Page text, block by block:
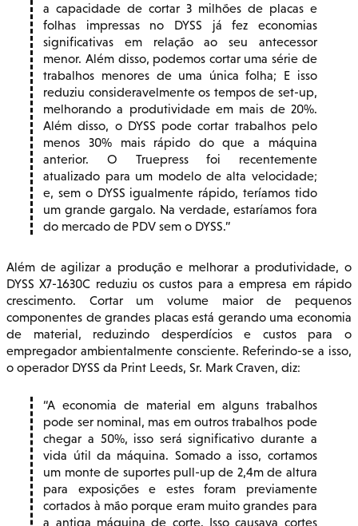
a capacidade de cortar 3 milhões de placas e
folhas impressas no DYSS já fez economias
significativas em relação ao seu antecessor
menor. Além disso, podemos cortar uma série de
trabalhos menores de uma única folha; E isso
reduziu consideravelmente os tempos de set-up,
melhorando a produtividade em mais de 20%.
Além disso, o DYSS pode cortar trabalhos pelo
menos 30% mais rápido do que a máquina
anterior. O Truepress foi recentemente
atualizado para um modelo de alta velocidade;
e, sem o DYSS igualmente rápido, teríamos tido
um grande gargalo. Na verdade, estaríamos fora
do mercado de PDV sem o DYSS.
Além de agilizar a produção e melhorar a produtividade, o
DYSS X7-1630C reduziu os custos para a empresa em rápido
crescimento. Cortar um volume maior de pequenos
componentes de grandes placas está gerando uma economia
de material, reduzindo desperdícios e custos para o
empregador ambientalmente consciente. Referindo-se a isso,
o operador DYSS da Print Leeds, Sr. Mark Craven, diz:
A economia de material em alguns trabalhos
pode ser nominal, mas em outros trabalhos pode
chegar a 50%, isso será significativo durante a
vida útil da máquina. Somado a isso, cortamos
um monte de suportes pull-up de 2,4m de altura
para exposições e estes foram previamente
cortados à mão porque eram muito grandes para
a antiga máquina de corte. Isso causava cortes